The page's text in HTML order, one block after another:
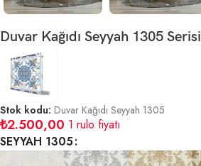
Duvar Kağıdı Seyyah 1305 Serisi
Stok kodu: Duvar Kağıdı Seyyah 1305
₺2.500,00 1 rulo fiyatı
SEYYAH 1305